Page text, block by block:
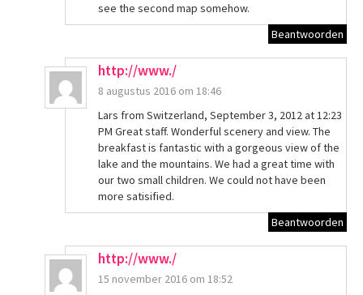
see the second map somehow.
Beantwoorden
http://www./
8 augustus 2016 om 18:46
Lars from Switzerland, September 3, 2012 at 12:23
PM Great staff. Wonderful scenery and view. The
breakfast is fantastic with a gorgeous view of the
lake and the mountains. We had a great time with
our two small children. We could not have been
more satisified.
Beantwoorden
http://www./
15 november 2016 om 18:52